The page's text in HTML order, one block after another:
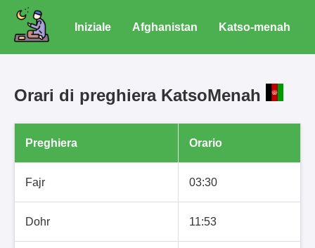
Iniziale Afghanistan Katso-menah
Orari di preghiera KatsoMenah
Preghiera Orario
Fajr 03:30
Dohr 11:53